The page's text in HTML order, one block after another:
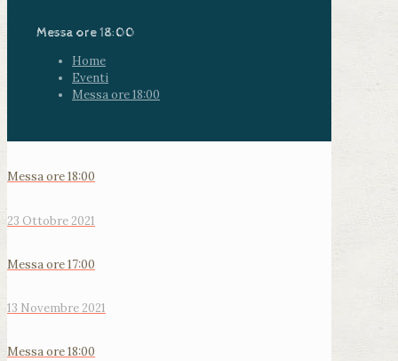
Messa ore 18:00
Home
Eventi
Messa ore 18:00
Messa ore 18:00
23 Ottobre 2021
Messa ore 17:00
13 Novembre 2021
Messa ore 18:00